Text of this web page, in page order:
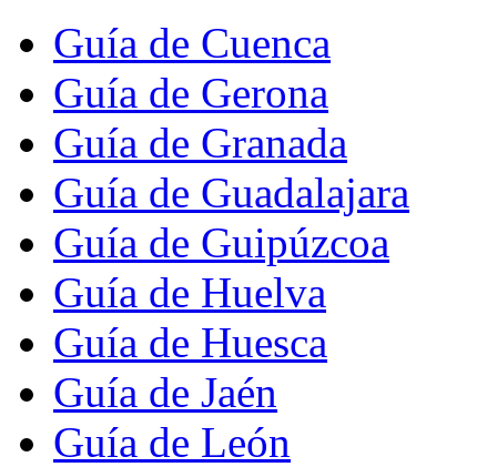
Guía de Cuenca
Guía de Gerona
Guía de Granada
Guía de Guadalajara
Guía de Guipúzcoa
Guía de Huelva
Guía de Huesca
Guía de Jaén
Guía de León